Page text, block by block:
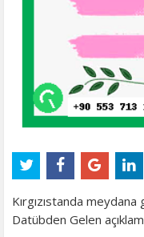
Kırgızıstanda
Datübden Gelen